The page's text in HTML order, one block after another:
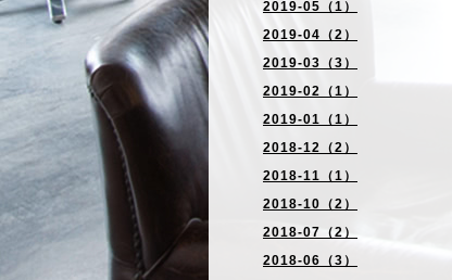
2019-05（1）
2019-04（2）
2019-03（3）
2019-02（1）
2019-01（1）
2018-12（2）
2018-11（1）
2018-10（2）
2018-07（2）
2018-06（3）